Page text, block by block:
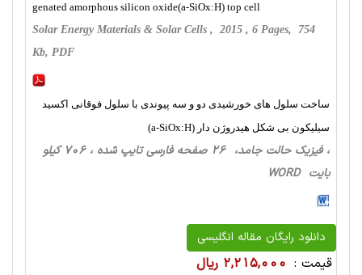
genated amorphous silicon oxide(a-SiOx:H) top cell
Solar Energy Materials & Solar Cells , 2015 , 6 Pages, 754
Kb, PDF
ساخت سلول های خورشیدی دو و سه پیوندی با سلول فوقانی اکسید
سیلیکون بی شکل هیدروژن دار (a-SiOx:H)
، فیزیک حالت‌ جامد، 26 صفحه فارسی تایپ شده ، 706 کیلو
بایت WORD
دانلود رایگان مقاله انگلیسی
قیمت : 2,215,000 ریال